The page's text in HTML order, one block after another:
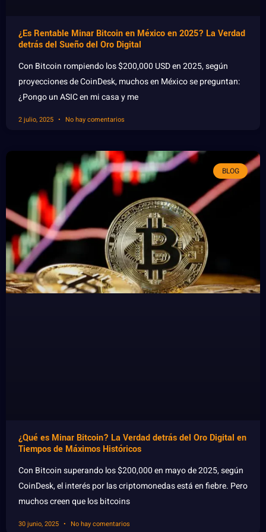
¿Es Rentable Minar Bitcoin en México en 2025? La Verdad
detrás del Sueño del Oro Digital
Con Bitcoin rompiendo los $200,000 USD en 2025, según
proyecciones de CoinDesk, muchos en México se preguntan:
¿Pongo un ASIC en mi casa y me
2 julio, 2025 No hay comentarios
BLOG
¿Qué es Minar Bitcoin? La Verdad detrás del Oro Digital en
Tiempos de Máximos Históricos
Con Bitcoin superando los $200,000 en mayo de 2025, según
CoinDesk, el interés por las criptomonedas está en fiebre. Pero
muchos creen que los bitcoins
30 junio, 2025 No hay comentarios